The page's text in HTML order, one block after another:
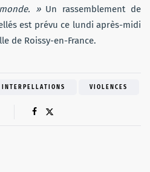
» Un rassemblement de
est prévu ce lundi après-midi
de Roissy-en-France.
INTERPELLATIONS VIOLENCES